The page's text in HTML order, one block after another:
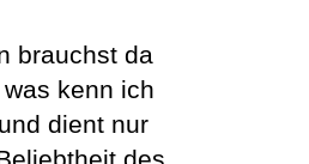
brauchst da
kenn ich
dient nur
des